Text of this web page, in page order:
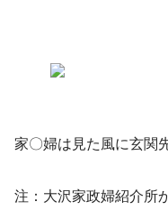
家〇婦は見た風に玄関
注：大沢家政婦紹介所